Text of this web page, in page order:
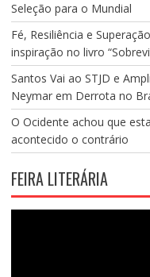
Seleção para o Mundial
Fé, Resiliência e
inspiração no livro
Santos Vai ao STJD e
Neymar em Derrota no
O Ocidente achou que
acontecido o contrário
FEIRA LITERÁRIA